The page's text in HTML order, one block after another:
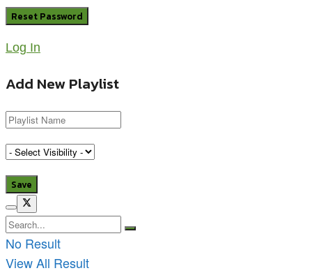
Log In
Add New Playlist
No Result
View All Result